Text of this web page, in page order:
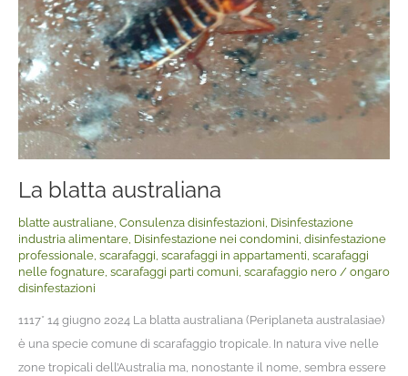
La blatta australiana
blatte australiane, Consulenza disinfestazioni, Disinfestazione
industria alimentare, Disinfestazione nei condomini, disinfestazione
professionale, scarafaggi, scarafaggi in appartamenti, scarafaggi
nelle fognature, scarafaggi parti comuni, scarafaggio nero/ ongaro
disinfestazioni
1117* 14 giugno 2024 La blatta australiana (Periplaneta australasiae)
è una specie comune di scarafaggio tropicale. In natura vive nelle
zone tropicali dell’Australia ma, nonostante il nome, sembra essere